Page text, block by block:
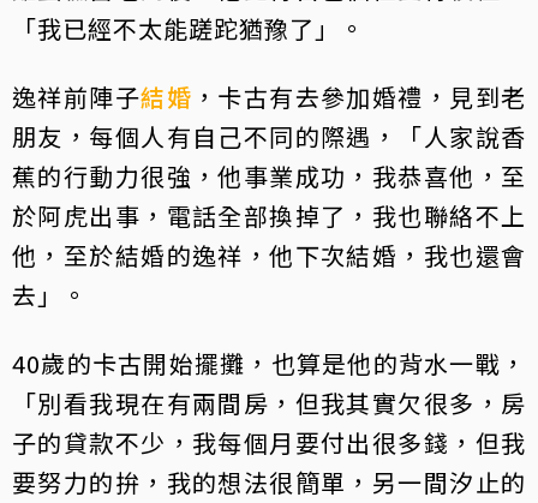
「我已經不太能蹉跎猶豫了」。
逸祥前陣子結婚 ，卡古有去參加婚禮，見到老
朋友，每個人有自己不同的際遇，「人家說香
蕉的行動力很強，他事業成功，我恭喜他，至
於阿虎出事，電話全部換掉了，我也聯絡不上
他，至於結婚的逸祥，他下次結婚，我也還會
去」。
40歲的卡古開始擺攤，也算是他的背水一戰，
「別看我現在有兩間房，但我其實欠很多，房
子的貸款不少，我每個月要付出很多錢，但我
要努力的拚，我的想法很簡單，另一間汐止的